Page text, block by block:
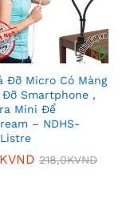
Đỡ Micro Có Màng
Đỡ Smartphone ,
Mini Để
– NDHS-
VND 218,0KVND
VND 218,0KVND